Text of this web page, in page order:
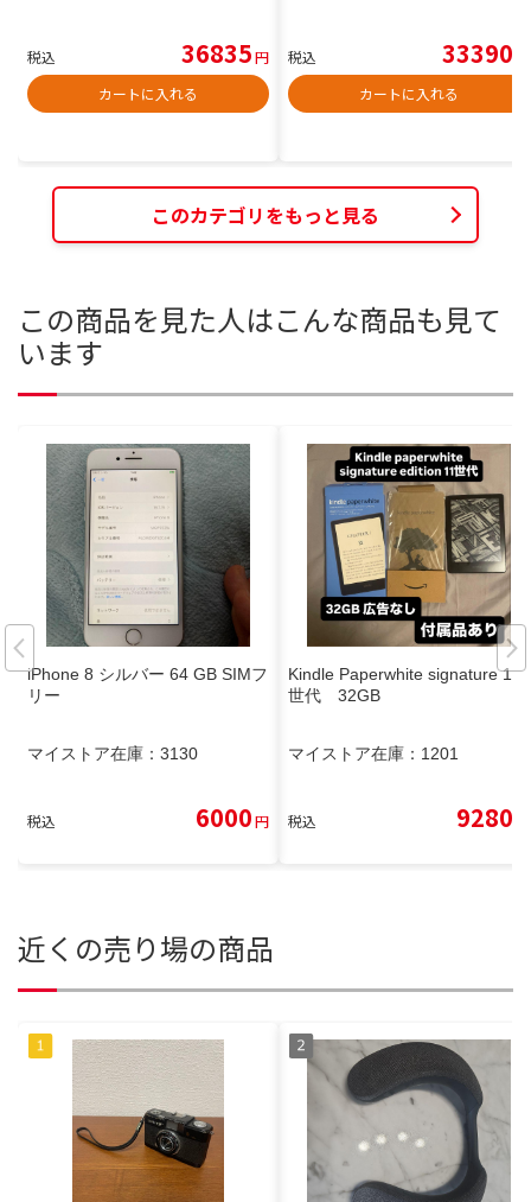
税込 36835円
カートに入れる
税込 33390
カートに入れる
このカテゴリをもっと見る
この商品を見た人はこんな商品も見て
います
iPhone 8 シルバー 64 GB SIMフ
リー
マイストア在庫： 3130
税込 6000円
Kindle Paperwhite signature 11
世代 32GB
マイストア在庫： 1201
税込 9280
近くの売り場の商品